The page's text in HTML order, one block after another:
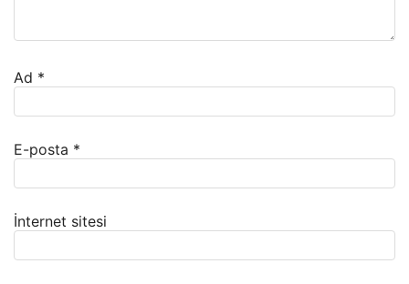
Ad *
E-posta *
İnternet sitesi